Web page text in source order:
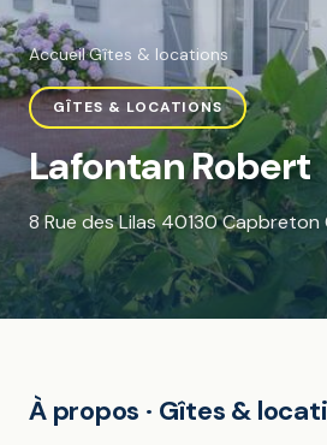
Accueil·Gîtes & locations
GÎTES & LOCATIONS
Lafontan Robert
8 Rue des Lilas 40130
À propos · Gîtes &